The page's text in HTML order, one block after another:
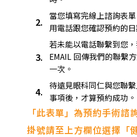
2.
當您填寫完線上諮詢表
用電話跟您確認預約的
3.
若未能以電話聯繫到您
EMAIL 回傳我們的聯繫
一次。
4. 待遠見眼科同仁與您聯
事項後，才算預約成功。
「此表單」為預約手術諮
掛號請至上方欄位選擇「